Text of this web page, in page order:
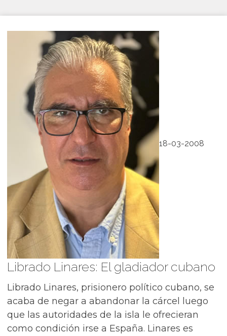
18-03-2008
Librado Linares: El gladiador cubano
Librado Linares, prisionero político cubano, se
acaba de negar a abandonar la cárcel luego
que las autoridades de la isla le ofrecieran
como condición irse a España. Linares es